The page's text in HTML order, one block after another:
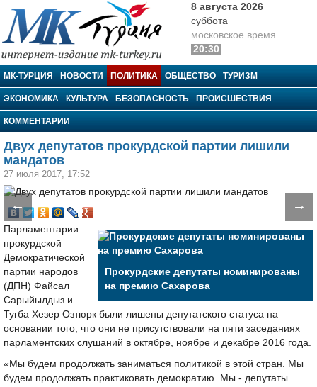
МК-Турция
8 августа 2026
суббота
московское время
20:30
МК-ТУРЦИЯ НОВОСТИ ПОЛИТИКА ОБЩЕСТВО ТУРИЗМ
ЭКОНОМИКА КУЛЬТУРА БЕЗОПАСНОСТЬ ПРОИСШЕСТВИЯ
КОММЕНТАРИИ
Двух депутатов прокурдской партии лишили
мандатов
27 июля 2017, 17:52
← →
Прокурдские депутаты номинированы
на премию Сахарова
Парламентарии
прокурдской
Демократической
партии народов
(ДПН) Файсал
Сарыйылдыз и
Тугба Хезер Озтюрк были лишены депутатского статуса на
основании того, что они не присутствовали на пяти заседаниях
парламентских слушаний в октябре, ноябре и декабре 2016 года.
«Мы будем продолжать заниматься политикой в этой стран. Мы
будем продолжать практиковать демократию. Мы - депутаты